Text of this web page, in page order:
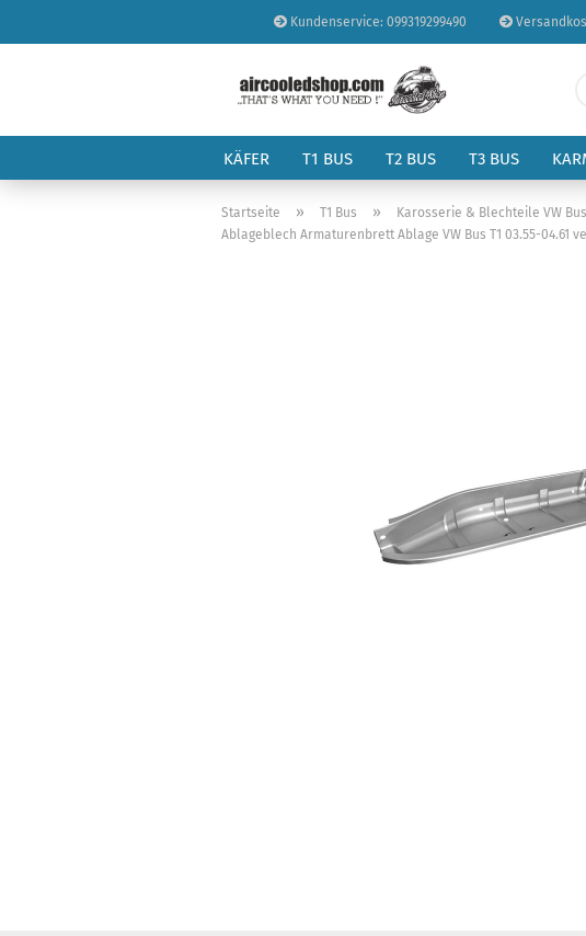
Kundenservice: 099319299490
KÄFER T1 BUS T2 BUS T3 BUS
Startseite » T1 Bus » Karosserie & Blechteile VW
Ablageblech Armaturenbrett Ablage VW Bus T1 03.55-04.61